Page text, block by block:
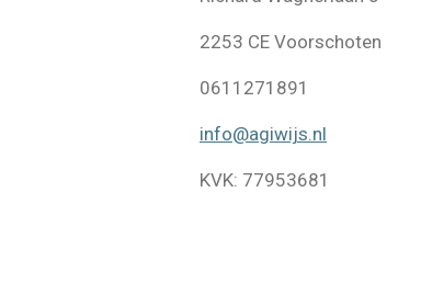
2253 CE Voorschoten
0611271891
info@agiwijs.nl
KVK: 77953681